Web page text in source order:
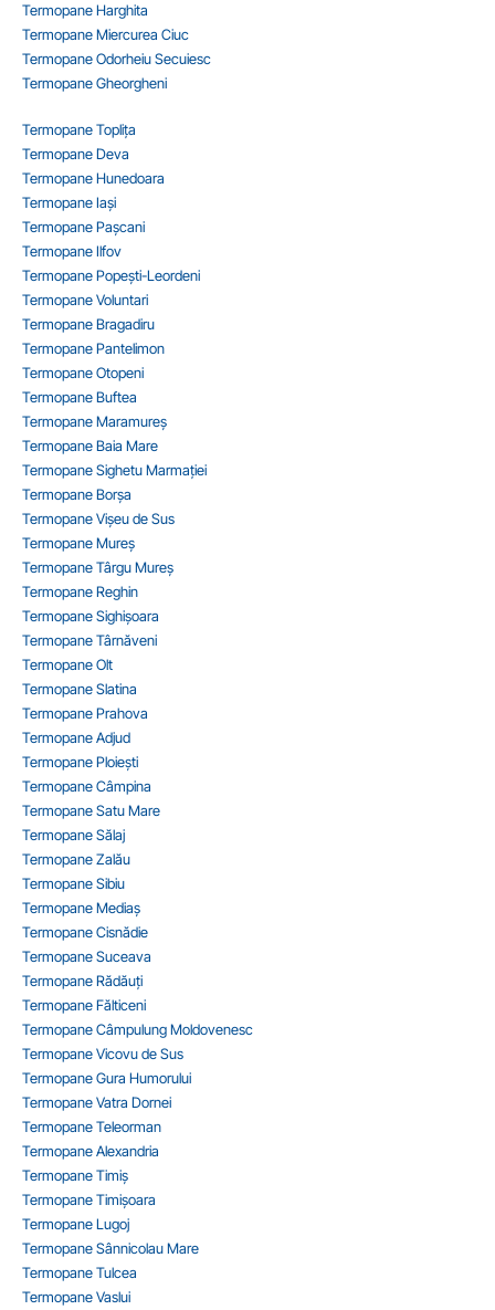
Termopane Harghita
Termopane Miercurea Ciuc
Termopane Odorheiu Secuiesc
Termopane Gheorgheni
Termopane Toplița
Termopane Deva
Termopane Hunedoara
Termopane Iași
Termopane Pașcani
Termopane Ilfov
Termopane Popești-Leordeni
Termopane Voluntari
Termopane Bragadiru
Termopane Pantelimon
Termopane Otopeni
Termopane Buftea
Termopane Maramureș
Termopane Baia Mare
Termopane Sighetu Marmației
Termopane Borșa
Termopane Vișeu de Sus
Termopane Mureș
Termopane Târgu Mureș
Termopane Reghin
Termopane Sighișoara
Termopane Târnăveni
Termopane Olt
Termopane Slatina
Termopane Prahova
Termopane Adjud
Termopane Ploiești
Termopane Câmpina
Termopane Satu Mare
Termopane Sălaj
Termopane Zalău
Termopane Sibiu
Termopane Mediaș
Termopane Cisnădie
Termopane Suceava
Termopane Rădăuți
Termopane Fălticeni
Termopane Câmpulung Moldovenesc
Termopane Vicovu de Sus
Termopane Gura Humorului
Termopane Vatra Dornei
Termopane Teleorman
Termopane Alexandria
Termopane Timiș
Termopane Timișoara
Termopane Lugoj
Termopane Sânnicolau Mare
Termopane Tulcea
Termopane Vaslui